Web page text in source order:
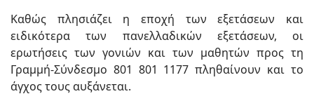
Καθώς πλησιάζει η εποχή των εξετάσεων και
ειδικότερα των πανελλαδικών εξετάσεων, οι
ερωτήσεις των γονιών και των μαθητών προς τη
Γραμμή-Σύνδεσμο 801 801 1177 πληθαίνουν και το
άγχος τους αυξάνεται.